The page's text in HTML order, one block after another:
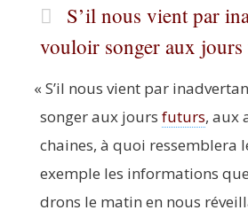
S’il nous vient par
vouloir songer aux
« S’il nous vient par
son­ger aux jours futurs, aux
chaines, à quoi res­sem­ble­ra
exemple les infor­ma­tions
drons le matin en nous